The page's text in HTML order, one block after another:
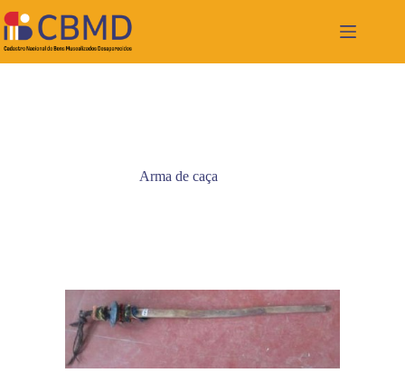
para
o
conteúdo
Arma de caça